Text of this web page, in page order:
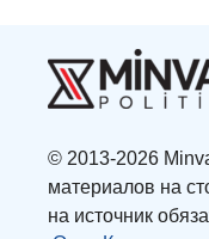
© 2013-2026
материалов на
на источник